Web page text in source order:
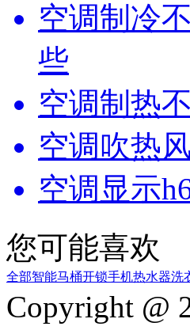
空调制冷
些
空调制热
空调吹热
空调显示
您可能喜欢
全部智能马桶开锁手机热水器洗
Copyright @